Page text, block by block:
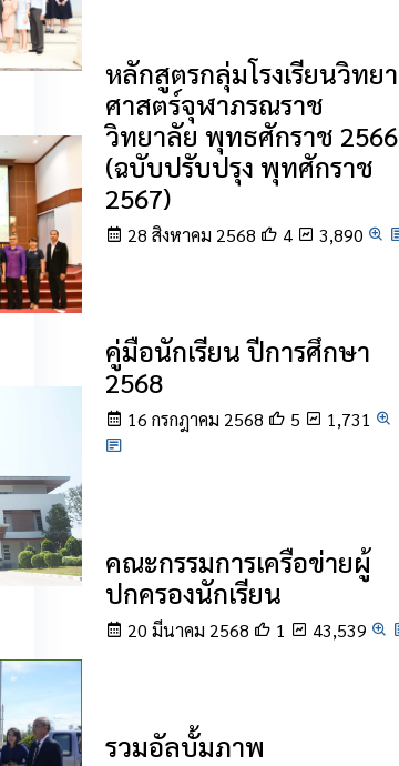
หลักสูตรกลุ่มโรงเรียนวิทยา
ศาสตร์จุฬาภรณราช
วิทยาลัย พุทธศักราช 2566
(ฉบับปรับปรุง พุทศักราช
2567)
28 สิงหาคม 2568 4 3,890
คู่มือนักเรียน ปีการศึกษา
2568
16 กรกฎาคม 2568 5 1,731
คณะกรรมการเครือข่ายผู้
ปกครองนักเรียน
20 มีนาคม 2568 1 43,539
รวมอัลบั้มภาพ